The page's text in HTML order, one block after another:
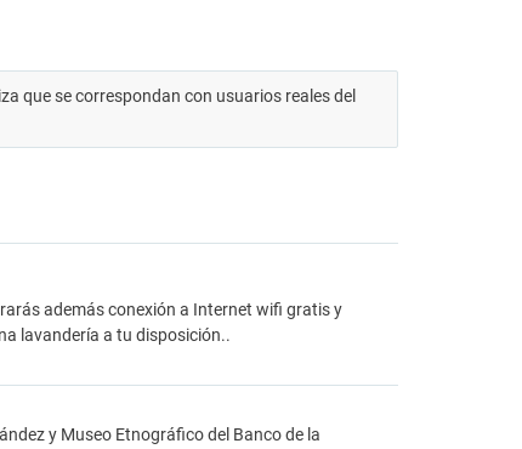
que se correspondan con usuarios reales del
además conexión a Internet wifi gratis y
lavandería a tu disposición..
y Museo Etnográfico del Banco de la